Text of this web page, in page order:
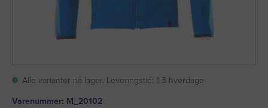
Alle varianter på lager. Leveringstid: 1-3 hverdage
Varenummer: M_20102